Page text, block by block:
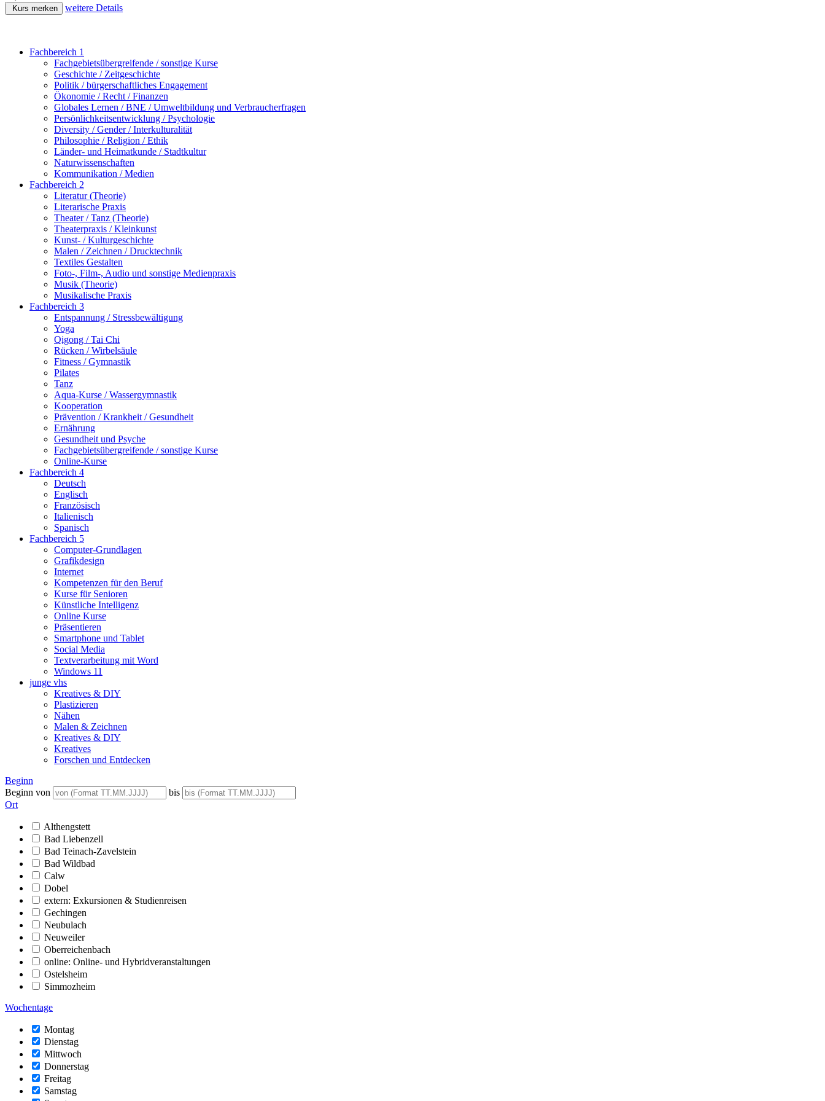
Kurs merken weitere Details
Fachbereich 1
Fachgebietsübergreifende / sonstige Kurse
Geschichte / Zeitgeschichte
Politik / bürgerschaftliches Engagement
Ökonomie / Recht / Finanzen
Globales Lernen / BNE / Umweltbildung und Verbraucherfragen
Persönlichkeitsentwicklung / Psychologie
Diversity / Gender / Interkulturalität
Philosophie / Religion / Ethik
Länder- und Heimatkunde / Stadtkultur
Naturwissenschaften
Kommunikation / Medien
Fachbereich 2
Literatur (Theorie)
Literarische Praxis
Theater / Tanz (Theorie)
Theaterpraxis / Kleinkunst
Kunst- / Kulturgeschichte
Malen / Zeichnen / Drucktechnik
Textiles Gestalten
Foto-, Film-, Audio und sonstige Medienpraxis
Musik (Theorie)
Musikalische Praxis
Fachbereich 3
Entspannung / Stressbewältigung
Yoga
Qigong / Tai Chi
Rücken / Wirbelsäule
Fitness / Gymnastik
Pilates
Tanz
Aqua-Kurse / Wassergymnastik
Kooperation
Prävention / Krankheit / Gesundheit
Ernährung
Gesundheit und Psyche
Fachgebietsübergreifende / sonstige Kurse
Online-Kurse
Fachbereich 4
Deutsch
Englisch
Französisch
Italienisch
Spanisch
Fachbereich 5
Computer-Grundlagen
Grafikdesign
Internet
Kompetenzen für den Beruf
Kurse für Senioren
Künstliche Intelligenz
Online Kurse
Präsentieren
Smartphone und Tablet
Social Media
Textverarbeitung mit Word
Windows 11
junge vhs
Kreatives & DIY
Plastizieren
Nähen
Malen & Zeichnen
Kreatives & DIY
Kreatives
Forschen und Entdecken
Beginn
Beginn von
bis
Ort
Althengstett
Bad Liebenzell
Bad Teinach-Zavelstein
Bad Wildbad
Calw
Dobel
extern: Exkursionen & Studienreisen
Gechingen
Neubulach
Neuweiler
Oberreichenbach
online: Online- und Hybridveranstaltungen
Ostelsheim
Simmozheim
Wochentage
Montag
Dienstag
Mittwoch
Donnerstag
Freitag
Samstag